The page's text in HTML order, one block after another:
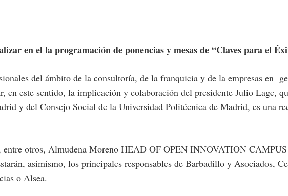
en el la programación de ponencias y mesas de “Claves para el
del ámbito de la consultoría, de la franquicia y de la empresas en
en este sentido, la implicación y colaboración del presidente Julio Lage,
y del Consejo Social de la Universidad Politécnica de Madrid, es una
entre otros, Almudena Moreno HEAD OF OPEN INNOVATION
asimismo, los principales responsables de Barbadillo y Asociados,
o Alsea.